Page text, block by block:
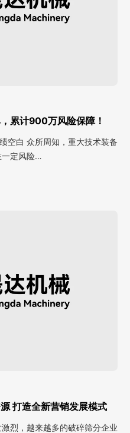
累计900万风险保障！
空白 众所周知，重大技术装备
一定风险…
打造全新营销发展模式
烈，越来越多的破碎筛分企业